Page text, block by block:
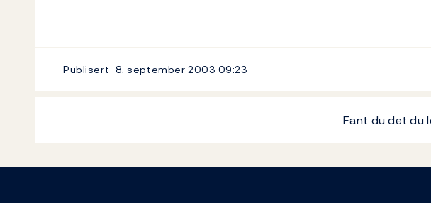
Publisert 8. september 2003 09:23
Fant du det